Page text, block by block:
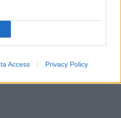
Access Privacy Policy